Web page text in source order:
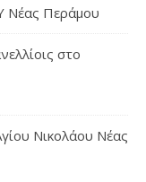
Νέας Περάμου
στο
Νικολάου Νέας